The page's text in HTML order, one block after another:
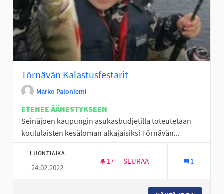
Törnävän Kalastusfestarit
Marko Paloniemi
ETENEE ÄÄNESTYKSEEN
Seinäjoen kaupungin asukasbudjetilla toteutetaan
koululaisten kesäloman alkajaisiksi Törnävän...
LUONTIAIKA
24.02.2022
17 17 SEURAAJAA
SEURAA 1